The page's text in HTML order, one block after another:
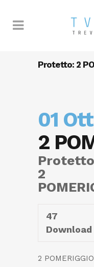
Protetto: 2
01 Ott
2
2
47
Download
2 POMERIGGIO